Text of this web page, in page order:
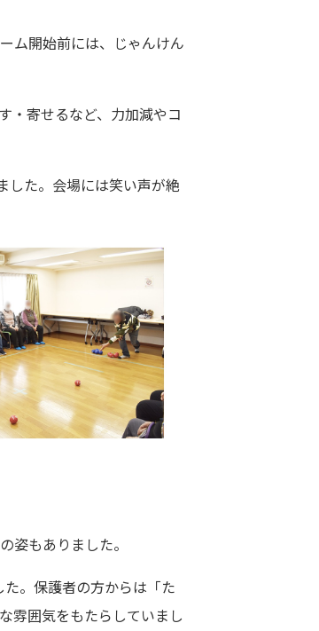
ム開始前には、じゃんけん
・寄せるなど、力加減やコ
した。会場には笑い声が絶
もありました。
。保護者の方からは「た
雰囲気をもたらしていまし